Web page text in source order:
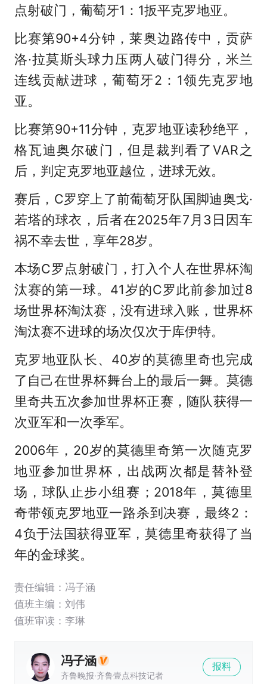
点射破门，葡萄牙1：1扳平克罗地亚。
比赛第90+4分钟，莱奥边路传中，贡萨
洛·拉莫斯头球力压两人破门得分，米兰
连线贡献进球，葡萄牙2：1领先克罗地
亚。
比赛第90+11分钟，克罗地亚读秒绝平，
格瓦迪奥尔破门，但是裁判看了VAR之
后，判定克罗地亚越位，进球无效。
赛后，C罗穿上了前葡萄牙队国脚迪奥戈·
若塔的球衣，后者在2025年7月3日因车
祸不幸去世，享年28岁。
本场C罗点射破门，打入个人在世界杯淘
汰赛的第一球。41岁的C罗此前参加过8
场世界杯淘汰赛，没有进球入账，世界杯
淘汰赛不进球的场次仅次于库伊特。
克罗地亚队长、40岁的莫德里奇也完成
了自己在世界杯舞台上的最后一舞。莫德
里奇共五次参加世界杯正赛，随队获得一
次亚军和一次季军。
2006年，20岁的莫德里奇第一次随克罗
地亚参加世界杯，出战两次都是替补登
场，球队止步小组赛；2018年，莫德里
奇带领克罗地亚一路杀到决赛，最终2：
4负于法国获得亚军，莫德里奇获得了当
年的金球奖。
责任编辑：冯子涵
值班主编： 刘伟
值班审读：李琳
冯子涵
齐鲁晚报·齐鲁壹点科技记者
报料